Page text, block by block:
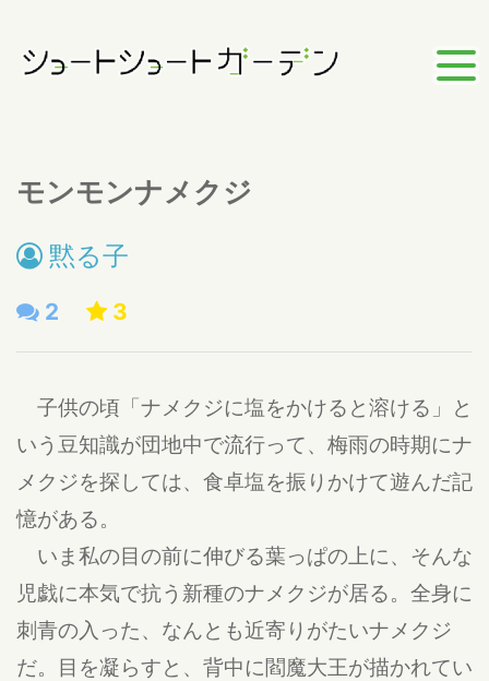
モンモンナメクジ
黙る子
2 3
子供の頃「ナメクジに塩をかけると溶ける」と
いう豆知識が団地中で流行って、梅雨の時期にナ
メクジを探しては、食卓塩を振りかけて遊んだ記
憶がある。
いま私の目の前に伸びる葉っぱの上に、そんな
児戯に本気で抗う新種のナメクジが居る。全身に
刺青の入った、なんとも近寄りがたいナメクジ
だ。目を凝らすと、背中に閻魔大王が描かれてい